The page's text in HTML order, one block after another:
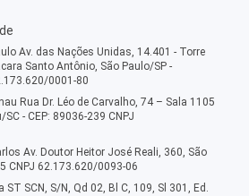
Av. das Nações Unidas, 14.401 - Torre
Santo Antônio, São Paulo/SP -
0001-80
Rua Dr. Léo de Carvalho, 74 – Sala 1105
- CEP: 89036-239 CNPJ
Av. Doutor Heitor José Reali, 360, São
CNPJ 62.173.620/0093-06
SCN, S/N, Qd 02, Bl C, 109, Sl 301, Ed.